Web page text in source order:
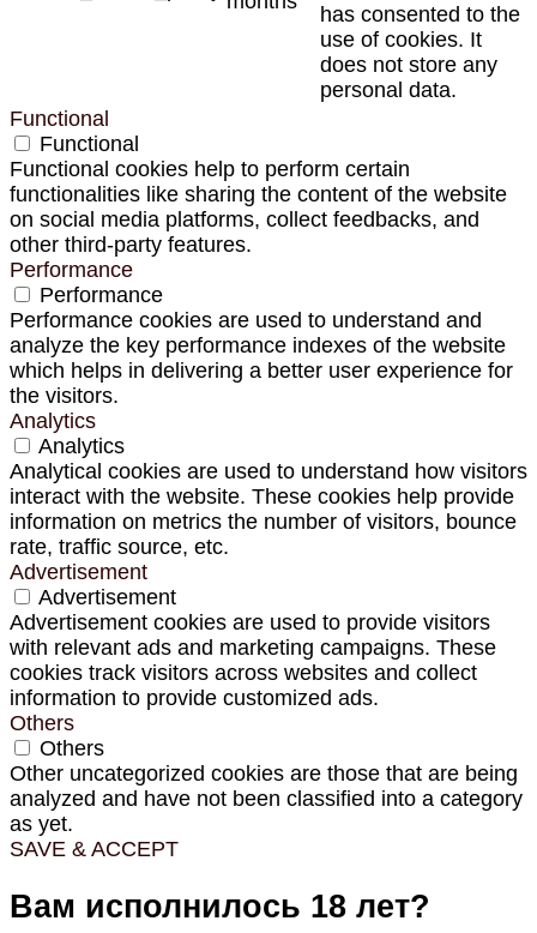
has consented to the
use of cookies. It
does not store any
personal data.
Functional
Functional
Functional cookies help to perform certain
functionalities like sharing the content of the website
on social media platforms, collect feedbacks, and
other third-party features.
Performance
Performance
Performance cookies are used to understand and
analyze the key performance indexes of the website
which helps in delivering a better user experience for
the visitors.
Analytics
Analytics
Analytical cookies are used to understand how visitors
interact with the website. These cookies help provide
information on metrics the number of visitors, bounce
rate, traffic source, etc.
Advertisement
Advertisement
Advertisement cookies are used to provide visitors
with relevant ads and marketing campaigns. These
cookies track visitors across websites and collect
information to provide customized ads.
Others
Others
Other uncategorized cookies are those that are being
analyzed and have not been classified into a category
as yet.
SAVE & ACCEPT
Вам исполнилось 18 лет?